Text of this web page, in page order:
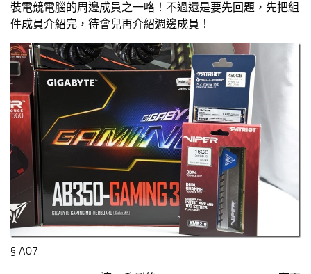
裝電競電腦的周邊成員之一咯！不過還是要先回題，先把組
件成員介紹完，待會兒再介紹週邊成員！
§ A07